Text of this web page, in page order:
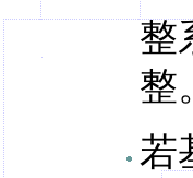
整
整
若